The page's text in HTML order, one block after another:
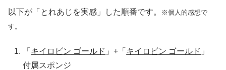
以下が「とれあじを実感」した順番です。
※個人的感想で
す。
「 キイロビン ゴールド 」+「 キイロビン ゴールド 」
付属スポンジ